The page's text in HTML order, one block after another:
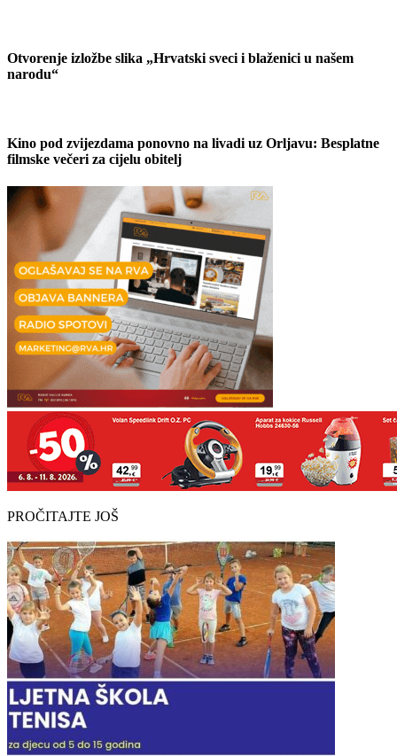
Otvorenje izložbe slika „Hrvatski sveci i blaženici u našem
narodu“
Kino pod zvijezdama ponovno na livadi uz Orljavu: Besplatne
filmske večeri za cijelu obitelj
PROČITAJTE JOŠ